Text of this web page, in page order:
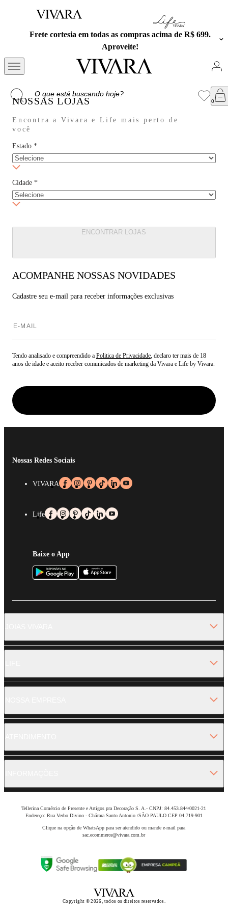
Frete cortesia em todas as compras acima de R$ 699.
Aproveite!
NOSSAS LOJAS
Encontra a Vivara e Life mais perto de
você
Estado *
Cidade *
ENCONTRAR LOJAS
ACOMPANHE NOSSAS NOVIDADES
Cadastre seu e-mail para receber informações exclusivas
Tendo analisado e compreendido a Politica de Privacidade, declaro ter mais de 18
anos de idade e aceito receber comunicados de marketing da Vivara e Life by Vivara.
Nossas Redes Sociais
VIVARA
Life
Baixe o App
Tellerina Comércio de Presente e Artigos pra Decoração S. A.- CNPJ: 84.453.844/0021-21
Endereço: Rua Verbo Divino - Chácara Santo Antonio /SÃO PAULO CEP 04.719-901
Clique na opção de WhatsApp para ser atendido ou mande e-mail para
sac.ecommerce@vivara.com.br
Copyright © 2026, todos os direitos reservados.